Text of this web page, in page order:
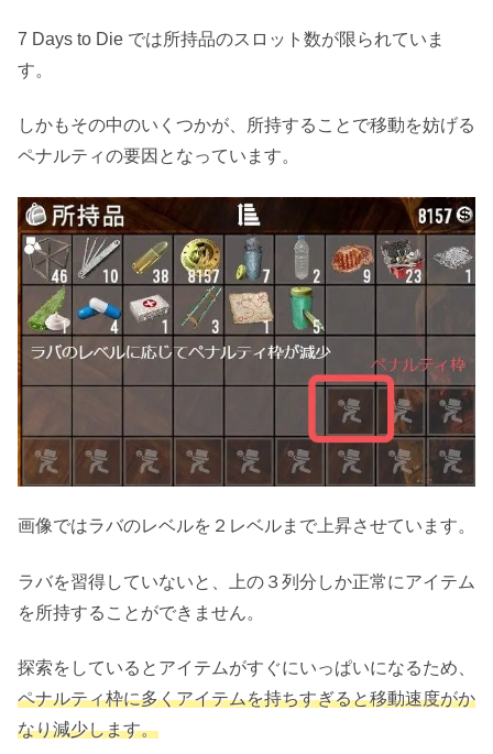
7 Days to Die では所持品のスロット数が限られていま
す。
しかもその中のいくつかが、所持することで移動を妨げる
ペナルティの要因となっています。
画像ではラバのレベルを２レベルまで上昇させています。
ラバを習得していないと、上の３列分しか正常にアイテム
を所持することができません。
探索をしているとアイテムがすぐにいっぱいになるため、
ペナルティ枠に多くアイテムを持ちすぎると移動速度がか
なり減少します。